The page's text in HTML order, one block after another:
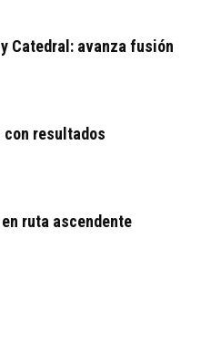
Catedral: avanza fusión
con resultados
ruta ascendente